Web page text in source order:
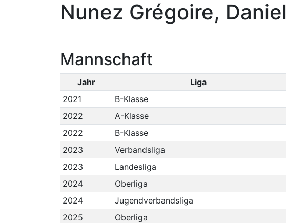
Nunez Grégoire, Daniel
Mannschaft
Jahr Liga
2021
B-Klasse
2022
A-Klasse
2022
B-Klasse
2023
Verbandsliga
2023
Landesliga
2024
Oberliga
2024
Jugendverbandsliga
2025
Oberliga